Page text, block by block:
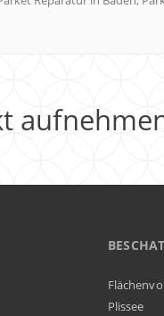
Plissee